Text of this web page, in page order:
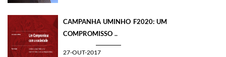
CAMPANHA UMINHO F2020: UM
COMPROMISSO ..
27-OUT-2017